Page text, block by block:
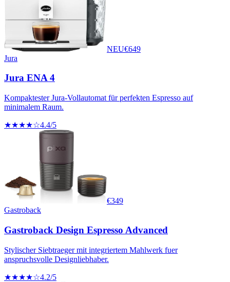
NEU€649
Jura
Jura ENA 4
Kompaktester Jura-Vollautomat für perfekten Espresso auf
minimalem Raum.
★★★★☆4.4/5
€349
Gastroback
Gastroback Design Espresso Advanced
Stylischer Siebtraeger mit integriertem Mahlwerk fuer
anspruchsvolle Designliebhaber.
★★★★☆4.2/5